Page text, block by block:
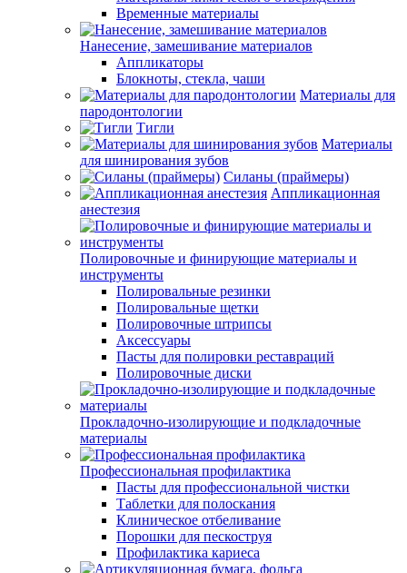
Временные материалы
Нанесение, замешивание материалов
Аппликаторы
Блокноты, стекла, чаши
Материалы для
пародонтологии
Тигли
Материалы
для шинирования зубов
Силаны (праймеры)
Аппликационная
анестезия
Полировочные и финирующие материалы и
инструменты
Полировальные резинки
Полировальные щетки
Полировочные штрипсы
Аксессуары
Пасты для полировки реставраций
Полировочные диски
Прокладочно-изолирующие и подкладочные
материалы
Профессиональная профилактика
Пасты для профессиональной чистки
Таблетки для полоскания
Клиническое отбеливание
Порошки для пескоструя
Профилактика кариеса